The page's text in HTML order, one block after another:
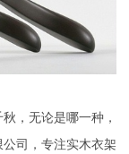
，无论是哪一种，
司，专注实木衣架